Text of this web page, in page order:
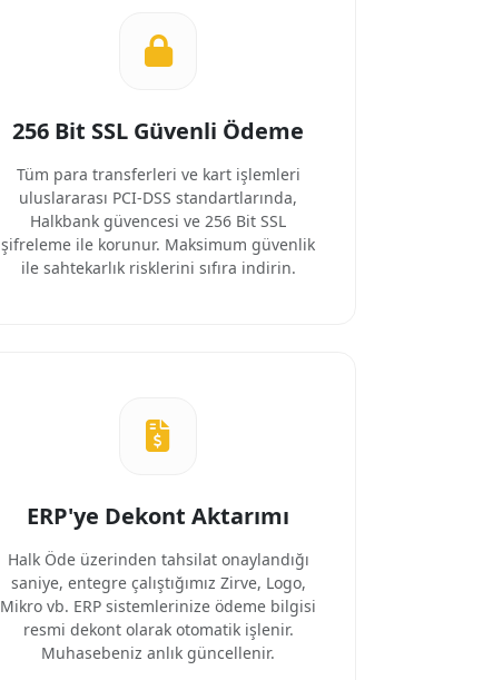
256 Bit SSL Güvenli Ödeme
Tüm para transferleri ve kart işlemleri
uluslararası PCI-DSS standartlarında,
Halkbank güvencesi ve 256 Bit SSL
şifreleme ile korunur. Maksimum güvenlik
ile sahtekarlık risklerini sıfıra indirin.
ERP'ye Dekont Aktarımı
Halk Öde üzerinden tahsilat onaylandığı
saniye, entegre çalıştığımız Zirve, Logo,
Mikro vb. ERP sistemlerinize ödeme bilgisi
resmi dekont olarak otomatik işlenir.
Muhasebeniz anlık güncellenir.